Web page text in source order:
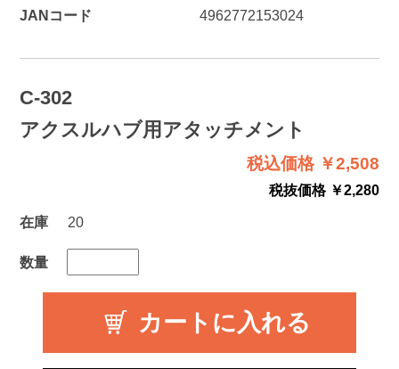
JANコード 4962772153024
C-302
アクスルハブ用アタッチメント
税込価格 ￥2,508
税抜価格 ￥2,280
在庫
20
数量